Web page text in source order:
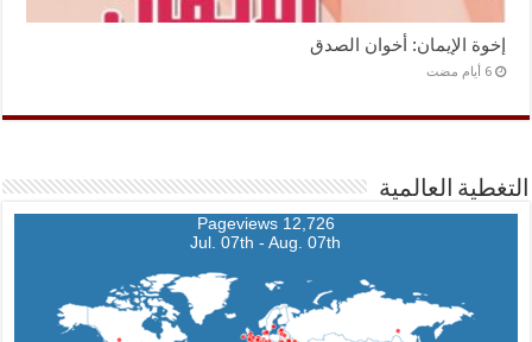
إخوة الإيمان: أخوان الصدق
‏6 أيام مضت
التغطية العالمية
12,726 Pageviews
Jul. 07th - Aug. 07th